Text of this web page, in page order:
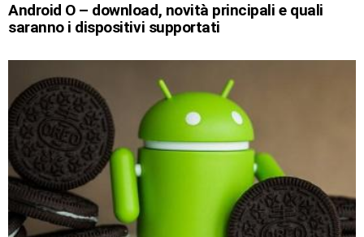
Android O – download, novità principali e quali
saranno i dispositivi supportati